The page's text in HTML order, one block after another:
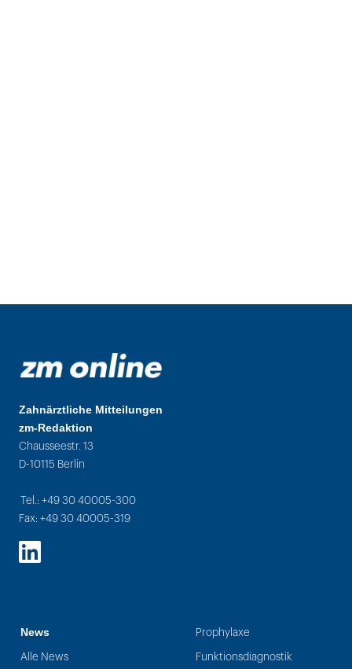
Zahnärztliche Mitteilungen
zm-Redaktion
Chausseestr. 13
D-10115 Berlin
Tel.: +49 30 40005-300
Fax: +49 30 40005-319
LinkedIn
News
Alle News
Prophylaxe
Funktionsdiagnostik